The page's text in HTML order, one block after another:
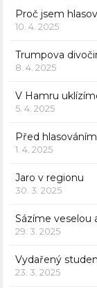
Proč jsem
10. 4. 2025
Trumpova
8. 4. 2025
V Hamru
5. 4. 2025
Před
1. 4. 2025
Jaro v regionu
30. 3. 2025
Sázíme veselou
29. 3. 2025
Vydařený
23. 3. 2025